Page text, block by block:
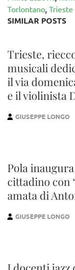
Torlontano, Trieste
SIMILAR POSTS
Trieste,
musicali
il via
e il violinista
GIUSEPPE LONGO
Pola
cittadino con
amata di
GIUSEPPE LONGO